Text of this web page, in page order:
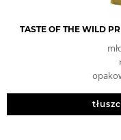
TASTE OF THE WILD